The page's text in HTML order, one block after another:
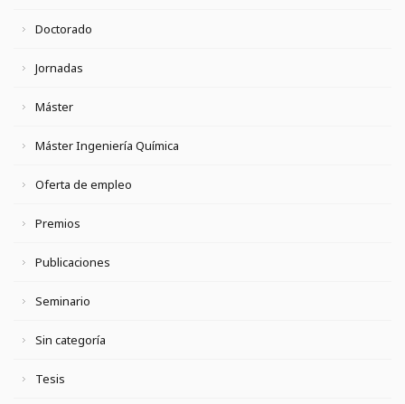
Doctorado
Jornadas
Máster
Máster Ingeniería Química
Oferta de empleo
Premios
Publicaciones
Seminario
Sin categoría
Tesis